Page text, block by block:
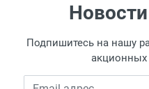
легко и быстро
Доставка
Доставка до
Подпишитесь на нашу
Email адрес